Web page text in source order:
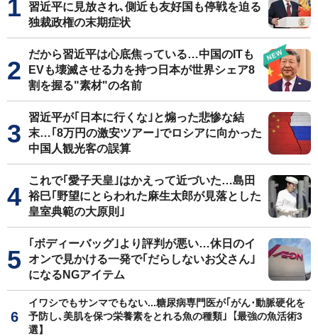
習近平に見放され､側近も友好国も停戦を迫る
独裁政権の末期症状
だから習近平は心底焦っている…中国のITも
EVも壊滅させる力を持つ日本が世界シェア8
割を握る"素材"の名前
習近平が｢日本に行くな｣と煽った悲惨な結
末…｢8万円の激安ツアー｣でロシアに向かった
中国人観光客の誤算
これで｢愛子天皇｣はかえって近づいた…島田
裕巳｢野望にとらわれた麻生太郎が見落とした
皇室典範の大原則｣
｢ボディーバッグ｣より評判が悪い…休日のイ
オンで見かける一発で｢だらしないお父さん｣
になるNGアイテム
イワシでもサンマでもない...糖尿病専門医が｢がん･動脈硬化を
予防し､美肌を保つ栄養素をとれる魚の種類｣【最強の魚活術3
選】